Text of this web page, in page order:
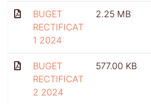
BUGET
RECTIFICAT
1 2024
2.25 MB
BUGET
RECTIFICAT
2 2024
577.00 KB